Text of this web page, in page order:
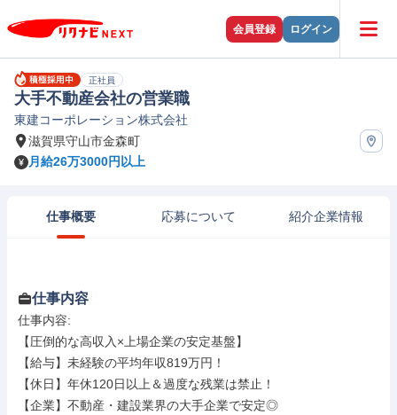
会員登録 ログイン
正社員
大手不動産会社の営業職
東建コーポレーション株式会社
滋賀県守山市金森町
月給26万3000円以上
仕事概要 応募について 紹介企業情報
仕事内容
仕事内容:
【圧倒的な高収入×上場企業の安定基盤】
【給与】未経験の平均年収819万円！
【休日】年休120日以上＆過度な残業は禁止！
【企業】不動産・建設業界の大手企業で安定◎